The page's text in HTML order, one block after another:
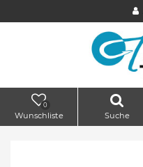
0
Wunschliste Suche